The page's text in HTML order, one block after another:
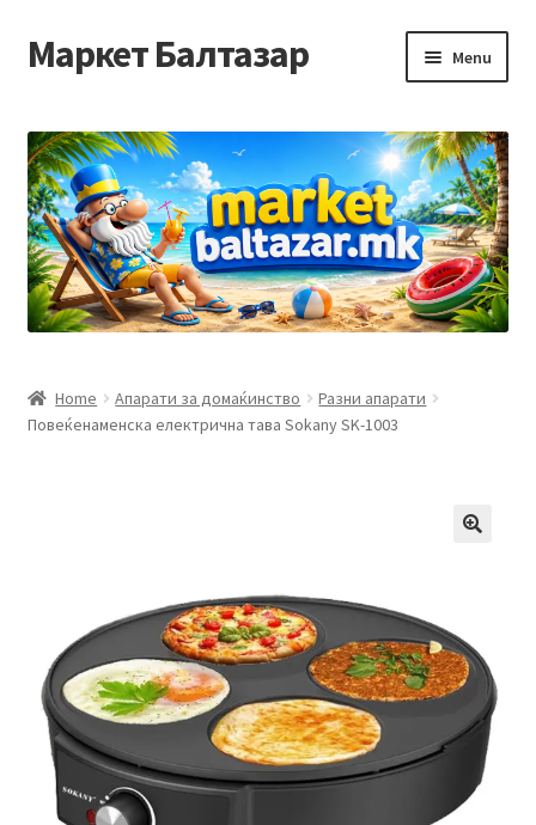
Skip
to
Skip
to
Маркет Балтазар Menu
Checkout
Homepage
Privacy Policy
Контакт
Мој профил
Рекламации и замена на производ
Сите производи
Услови за користење
Home Апарати за домаќинство
Разни апарати
Повеќенаменска електрична тава Sokany SK-1003